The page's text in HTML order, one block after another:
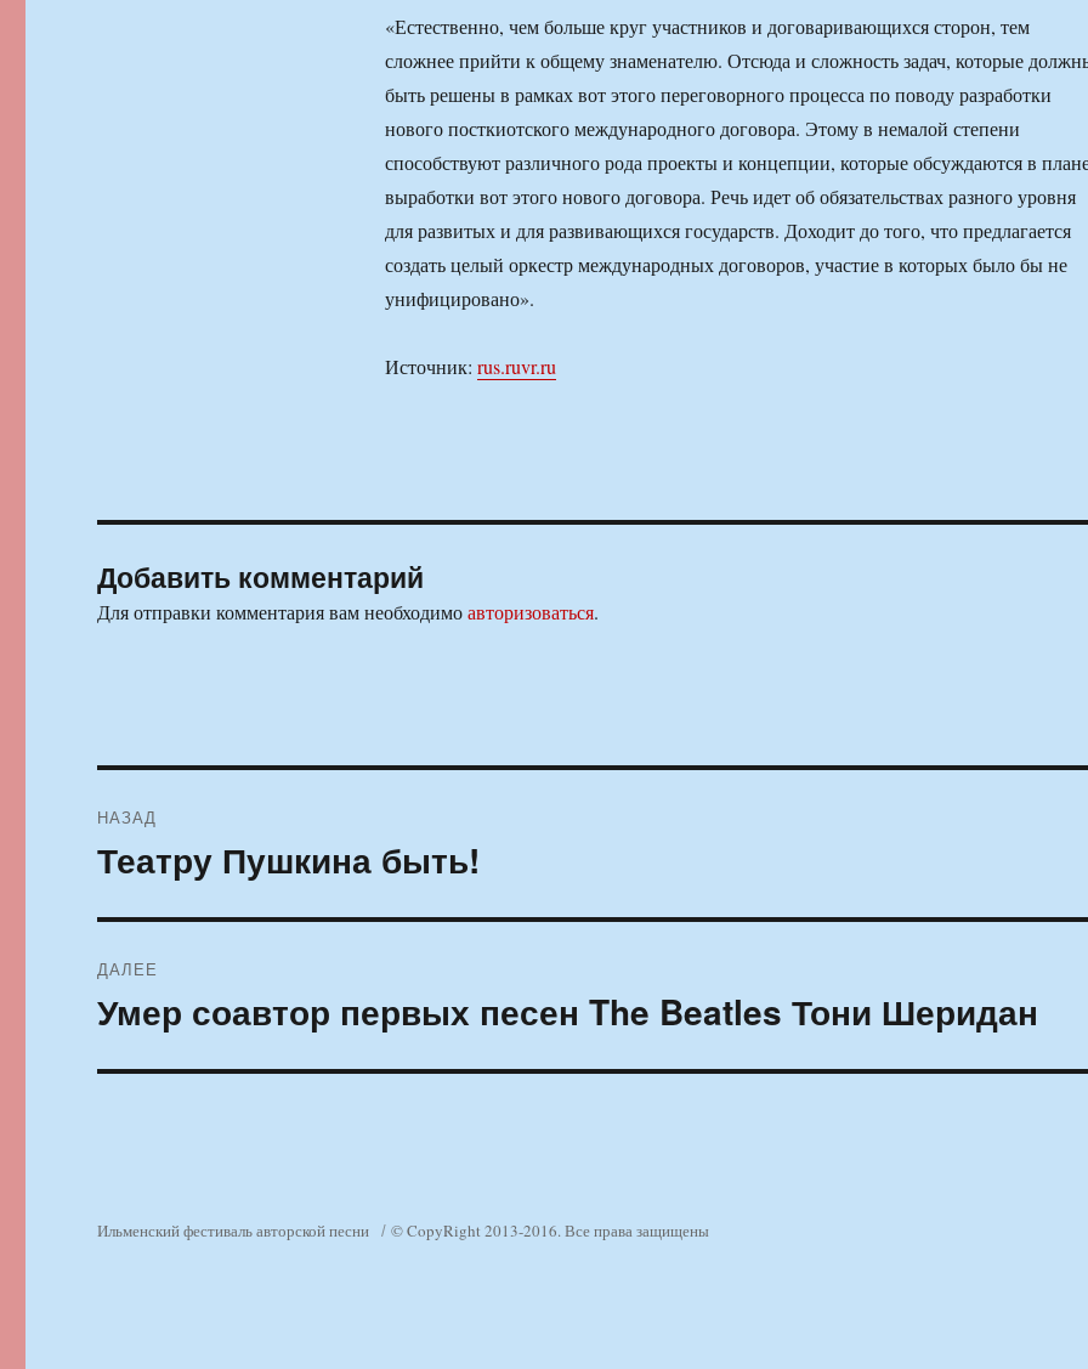
«Естественно, чем больше круг участников и договаривающихся сторон, тем
сложнее прийти к общему знаменателю. Отсюда и сложность задач, которые
быть решены в рамках вот этого переговорного процесса по поводу разработки
нового посткиотского международного договора. Этому в немалой степени
способствуют различного рода проекты и концепции, которые обсуждаются в
выработки вот этого нового договора. Речь идет об обязательствах разного уровня
для развитых и для развивающихся государств. Доходит до того, что предлагается
создать целый оркестр международных договоров, участие в которых было бы не
унифицировано».
Источник: rus.ruvr.ru
Добавить комментарий
Для отправки комментария вам необходимоавторизоваться.
по
НАЗАД
Предыдущая
Театру Пушкина быть!
ДАЛЕЕ
Следующая
Умер соавтор первых песен The Beatles Тони Шеридан
Ильменский фестиваль авторской песни © CopyRight 2013-2016. Все права защищены